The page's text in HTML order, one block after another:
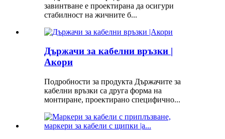
завинтване е проектирана да осигури
стабилност на жичните б...
Държачи за кабелни връзки |
Акори
Подробности за продукта Държачите за
кабелни връзки са друга форма на
монтиране, проектирано специфично...